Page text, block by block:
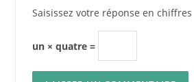
Saisissez votre réponse en chiffres
un × quatre =